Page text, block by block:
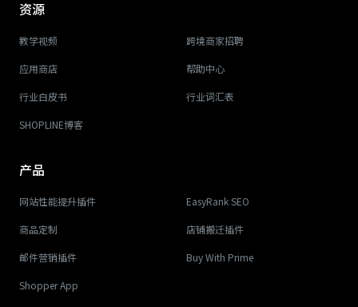
资源
教学视频 跨境商家招聘
应用商店 帮助中心
行业白皮书 行业词汇表
SHOPLINE博客
产品
网站性能提升插件 EasyRank SEO
商品定制 店铺搬迁插件
邮件营销插件 Buy With Prime
Shopper App